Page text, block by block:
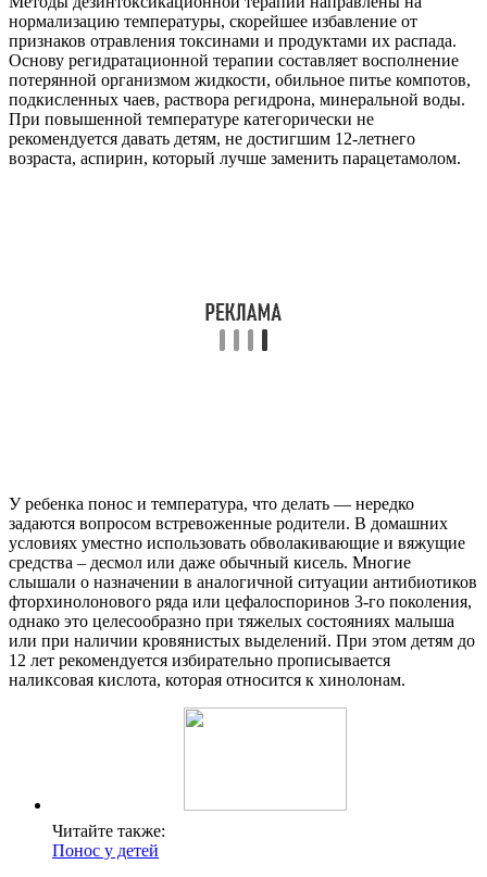
нормализацию температуры, скорейшее избавление от
признаков отравления токсинами и продуктами их распада.
Основу регидратационной терапии составляет восполнение
потерянной организмом жидкости, обильное питье компотов,
подкисленных чаев, раствора регидрона, минеральной воды.
При повышенной температуре категорически не
рекомендуется давать детям, не достигшим 12-летнего
возраста, аспирин, который лучше заменить парацетамолом.
У ребенка понос и температура, что делать — нередко
задаются вопросом встревоженные родители. В домашних
условиях уместно использовать обволакивающие и вяжущие
средства – десмол или даже обычный кисель. Многие
слышали о назначении в аналогичной ситуации антибиотиков
фторхинолонового ряда или цефалоспоринов 3-го поколения,
однако это целесообразно при тяжелых состояниях малыша
или при наличии кровянистых выделений. При этом детям до
12 лет рекомендуется избирательно прописывается
наликсовая кислота, которая относится к хинолонам.
Читайте также:
Понос у детей